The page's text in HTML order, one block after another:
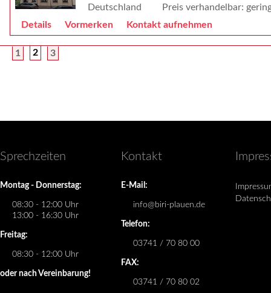
Deutschland
Preis verhandelbar:
Details
Vormerken Kontakt aufnehmen
1 2 3
Sprechzeiten
Montag - Donnerstag:
08:30 - 12:00 Uhr
13:00 - 16:30 Uhr
Freitag:
08:30 - 12:00 Uhr
oder nach Vereinbarung!
Kontakt
E-Mail:
info@biri-plauen.de
Telefon:
03741 / 70 80 00
FAX:
03741 / 70 80 02